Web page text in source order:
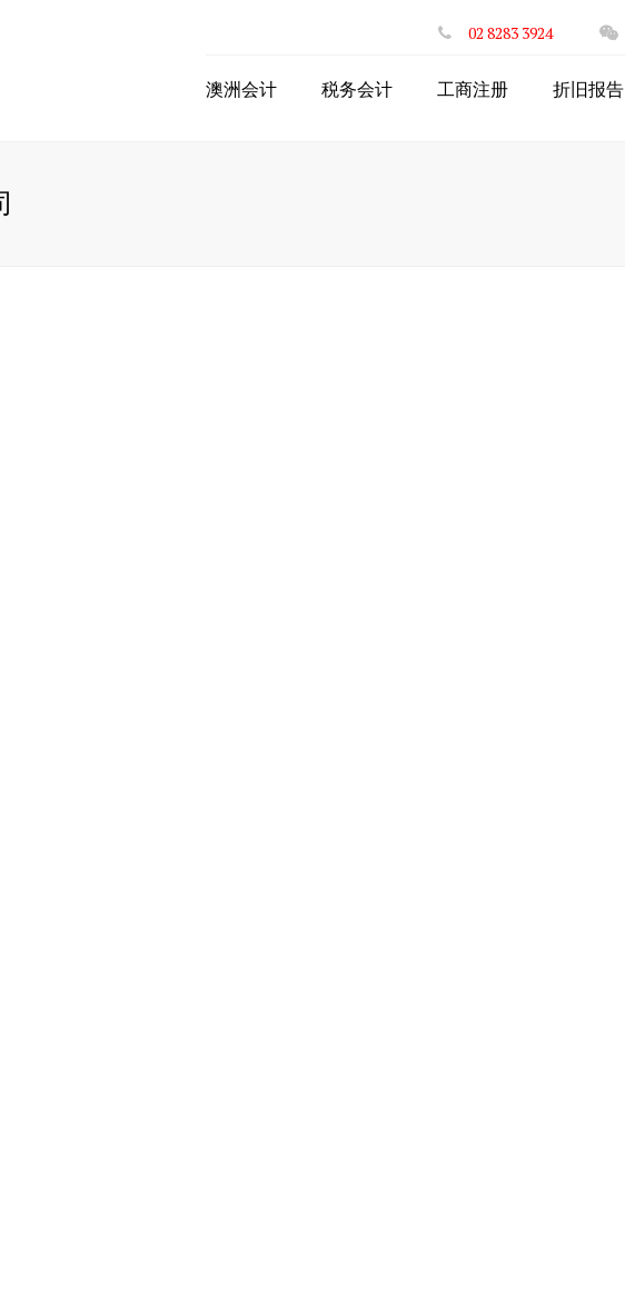
02 8283 3924
澳洲会计 税务会计 工商注册 折旧报告